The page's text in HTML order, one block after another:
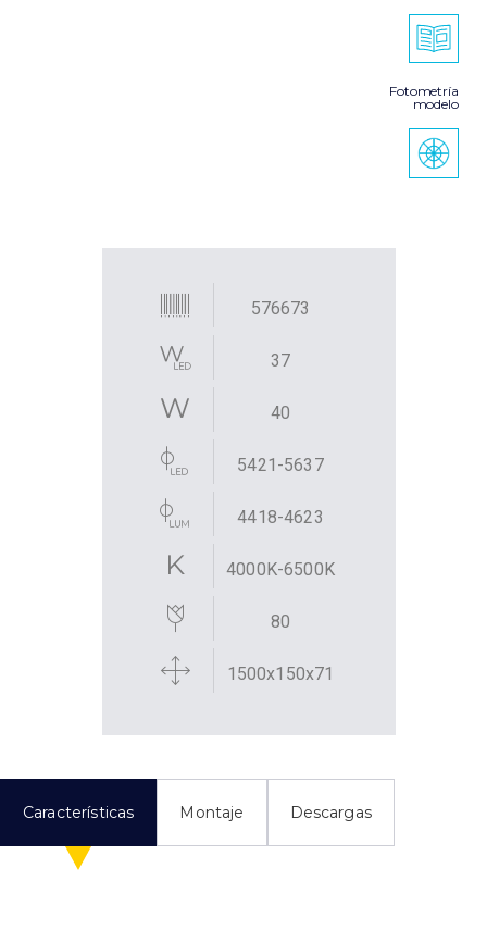
Fotometría
modelo
576673
37
40
5421-5637
4418-4623
4000K-6500K
80
1500x150x71
Características Montaje Descargas